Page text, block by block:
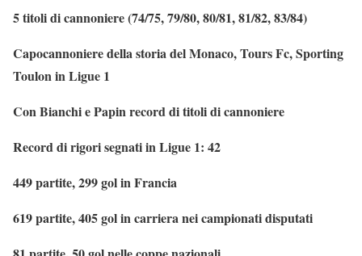
5 titoli di cannoniere (74/75, 79/80, 80/81, 81/82, 83/84)
Capocannoniere della storia del Monaco, Tours Fc, Sporting
Toulon in Ligue 1
Con Bianchi e Papin record di titoli di cannoniere
Record di rigori segnati in Ligue 1: 42
449 partite, 299 gol in Francia
619 partite, 405 gol in carriera nei campionati disputati